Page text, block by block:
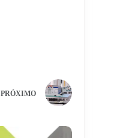
PRÓXIMO